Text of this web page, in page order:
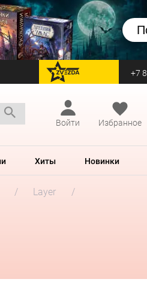
перейти на Zvezda +7
Войти
Избранное
Хиты Новинки
Layer